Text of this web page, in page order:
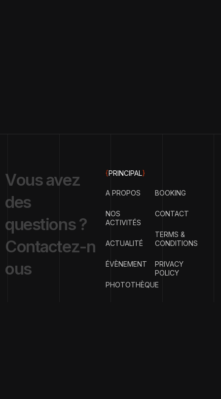
Vousavez
des
questions?
Contactez-n
ous
{PRINCIPAL}
A PROPOS
NOS
ACTIVITÉS
ACTUALITÉ
ÉVÈNEMENT
PHOTOTHÈQUE
BOOKING
CONTACT
TERMS &
CONDITIONS
PRIVACY
POLICY